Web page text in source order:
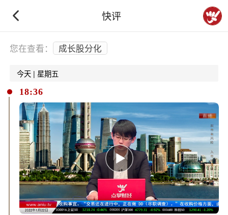
快评
下拉刷新
您在查看： 成长股分化
今天 | 星期五
18:36